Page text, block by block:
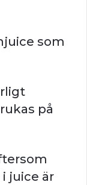
som
på
juice är